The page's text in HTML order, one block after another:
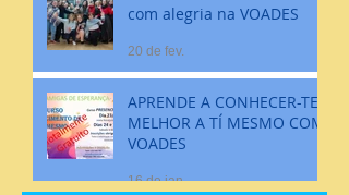
com alegria na VOADES
20 de fev.
APRENDE A CONHECER-TE
MELHOR A TÍ MESMO COM
VOADES
16 de jan.